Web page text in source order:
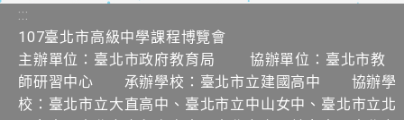
:::
107臺北市高級中學課程博覽會
主辦單位：臺北市政府教育局 協辦單位：臺北市教
師研習中心 承辦學校：臺北市立建國高中 協辦學
校：臺北市立大直高中、臺北市立中山女中、臺北市立北